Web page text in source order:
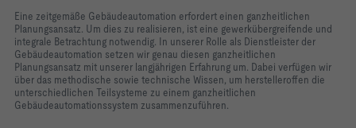
Eine zeitgemäße Gebäudeautomation erfordert einen ganzheitlichen
Planungsansatz. Um dies zu realisieren, ist eine gewerkübergreifende und
integrale Betrachtung notwendig. In unserer Rolle als Dienstleister der
Gebäudeautomation setzen wir genau diesen ganzheitlichen
Planungsansatz mit unserer langjährigen Erfahrung um. Dabei verfügen wir
über das methodische sowie technische Wissen, um herstelleroffen die
unterschiedlichen Teilsysteme zu einem ganzheitlichen
Gebäudeautomationssystem zusammenzuführen.